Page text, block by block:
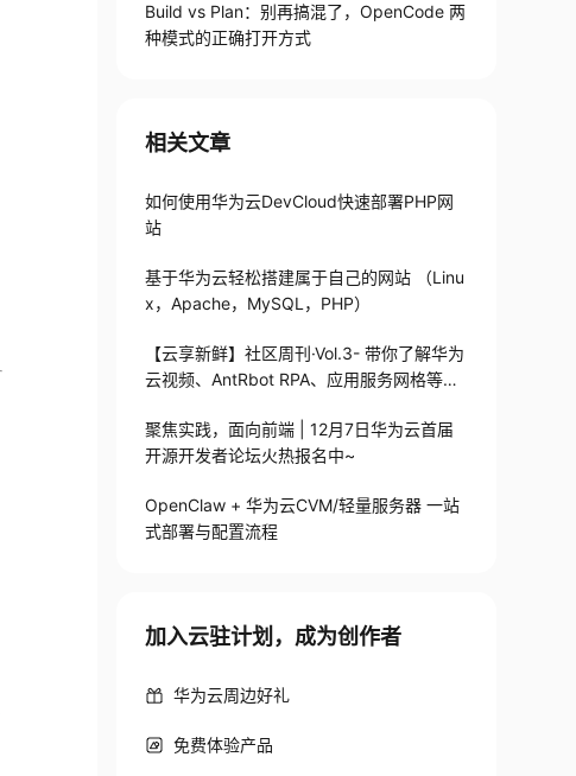
Build vs Plan：别再搞混了，OpenCode 两
种模式的正确打开方式
相关文章
如何使用华为云DevCloud快速部署PHP网
站
基于华为云轻松搭建属于自己的网站 （Linu
x，Apache，MySQL，PHP）
【云享新鲜】社区周刊·Vol.3- 带你了解华为
云视频、AntRbot RPA、应用服务网格等技
聚焦实践，面向前端 | 12月7日华为云首届
开源开发者论坛火热报名中~
OpenClaw + 华为云CVM/轻量服务器 一站
式部署与配置流程
加入云驻计划，成为创作者
华为云周边好礼
免费体验产品